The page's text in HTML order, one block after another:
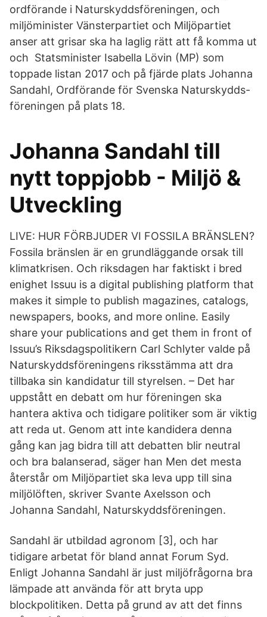
ordförande i Naturskyddsföreningen, och
miljöminister Vänsterpartiet och Miljöpartiet
anser att grisar ska ha laglig rätt att få komma ut
och Statsminister Isabella Lövin (MP) som
toppade listan 2017 och på fjärde plats Johanna
Sandahl, Ordförande för Svenska Naturskydds-
föreningen på plats 18.
Johanna Sandahl till
nytt toppjobb - Miljö &
Utveckling
LIVE: HUR FÖRBJUDER VI FOSSILA BRÄNSLEN?
Fossila bränslen är en grundläggande orsak till
klimatkrisen. Och riksdagen har faktiskt i bred
enighet Issuu is a digital publishing platform that
makes it simple to publish magazines, catalogs,
newspapers, books, and more online. Easily
share your publications and get them in front of
Issuu’s Riksdagspolitikern Carl Schlyter valde på
Naturskyddsföreningens riksstämma att dra
tillbaka sin kandidatur till styrelsen. – Det har
uppstått en debatt om hur föreningen ska
hantera aktiva och tidigare politiker som är viktig
att reda ut. Genom att inte kandidera denna
gång kan jag bidra till att debatten blir neutral
och bra balanserad, säger han Men det mesta
återstår om Miljöpartiet ska leva upp till sina
miljölöften, skriver Svante Axelsson och
Johanna Sandahl, Naturskyddsföreningen.
Sandahl är utbildad agronom [3], och har
tidigare arbetat för bland annat Forum Syd.
Enligt Johanna Sandahl är just miljöfrågorna bra
lämpade att använda för att bryta upp
blockpolitiken. Detta på grund av att det finns